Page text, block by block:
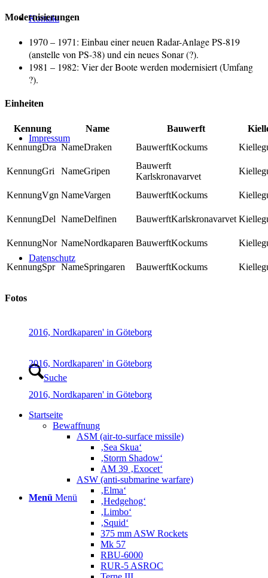
Kontakt
Impressum
Datenschutz
Suche
Menü Menü
Modernisierungen
1970 – 1971: Einbau einer neuen Radar-Anlage PS-819
(anstelle von PS-38) und ein neues Sonar (?).
1981 – 1982: Vier der Boote werden modernisiert (Umfang
?).
Einheiten
Kennung Name Bauwerft
Dra
Draken Kockums
Gri Gripen
Karlskronavarvet
Vgn
Vargen Kockums
Del Delfinen Karlskronavarvet
Nor Nordkaparen Kockums
Spr Springaren Kockums
Fotos
2016, Nordkaparen' in Göteborg
2016, Nordkaparen' in Göteborg
2016, Nordkaparen' in Göteborg
Startseite
Bewaffnung
ASM (air-to-surface missile)
‚Sea Skua‘
‚Storm Shadow‘
AM 39 ‚Exocet‘
ASW (anti-submarine warfare)
‚Elma‘
‚Hedgehog‘
‚Limbo‘
‚Squid‘
375 mm ASW Rockets
Mk 57
RBU-6000
RUR-5 ASROC